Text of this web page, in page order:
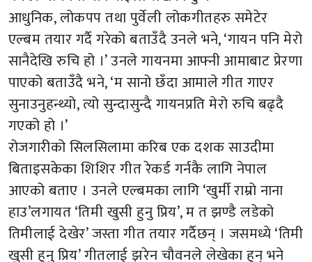
आधुनिक, लोकपप तथा पुर्वेली लोकगीतहरु समेटेर
एल्बम तयार गर्दै गरेको बताउँदै उनले भने, ‘गायन पनि मेरो
सानैदेखि रुचि हो ।’ उनले गायनमा आफ्नी आमाबाट प्रेरणा
पाएको बताउँदै भने, ‘म सानो छँदा आमाले गीत गाएर
सुनाउनुहन्थ्यो, त्यो सुन्दासुन्दै गायनप्रति मेरो रुचि बढ्दै
गएको हो ।’
रोजगारीको सिलसिलामा करिब एक दशक साउदीमा
बिताइसकेका शिशिर गीत रेकर्ड गर्नकै लागि नेपाल
आएको बताए । उनले एल्बमका लागि ‘खुर्मी राम्रो नाना
हाउ’लगायत ‘तिमी खुसी हुनु प्रिय’, म त झण्डै लडेको
तिमीलाई देखेर’ जस्ता गीत तयार गर्दैछन् । जसमध्ये ‘तिमी
खुसी हुनु प्रिय’ गीतलाई झरेन चौवनले लेखेका हुन् भने